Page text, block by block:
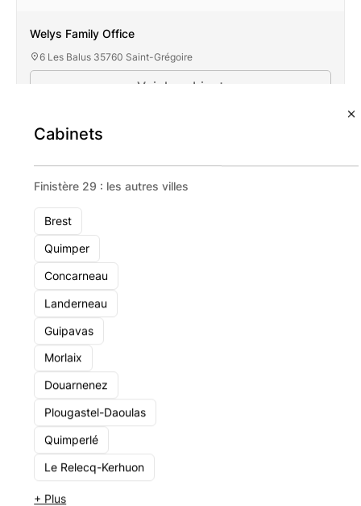
Cabinets
Finistère 29 : les autres villes
Brest
Quimper
Concarneau
Landerneau
Guipavas
Morlaix
Douarnenez
Plougastel-Daoulas
Quimperlé
Le Relecq-Kerhuon
+ Plus
Welys Family Office
6 Les Balus 35760 Saint-Grégoire
Voir le cabinet
Stella Patrimoine
2 Rue le Bouteiller, 35000 Rennes